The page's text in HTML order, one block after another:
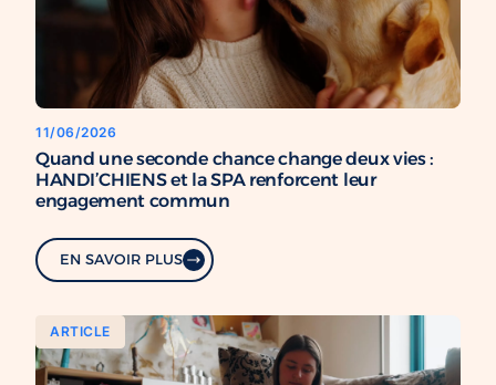
11/06/2026
Quand une seconde chance change deux vies :
HANDI’CHIENS et la SPA renforcent leur
engagement commun
EN SAVOIR PLUS
ARTICLE